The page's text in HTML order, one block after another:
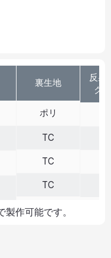
裏生地
ポリ
TC
TC
TC
反射
ク
作可能です。